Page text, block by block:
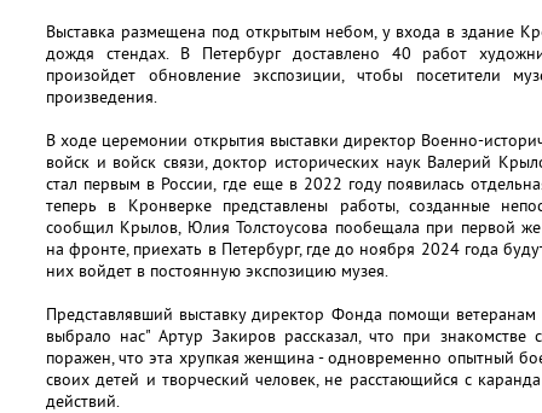
Выставка размещена под открытым небом, у входа в здание
дождя стендах. В Петербург доставлено 40 работ
произойдет обновление экспозиции, чтобы посетители
произведения.
В ходе церемонии открытия выставки директор Военно-
войск и войск связи, доктор исторических наук Валерий
стал первым в России, где еще в 2022 году появилась
теперь в Кронверке представлены работы, созданные
сообщил Крылов, Юлия Толстоусова пообещала при первой же
на фронте, приехать в Петербург, где до ноября 2024 года
них войдет в постоянную экспозицию музея.
Представлявший выставку директор Фонда помощи
выбрало нас" Артур Закиров рассказал, что при
поражен, что эта хрупкая женщина - одновременно опытный
своих детей и творческий человек, не расстающийся с
действий.